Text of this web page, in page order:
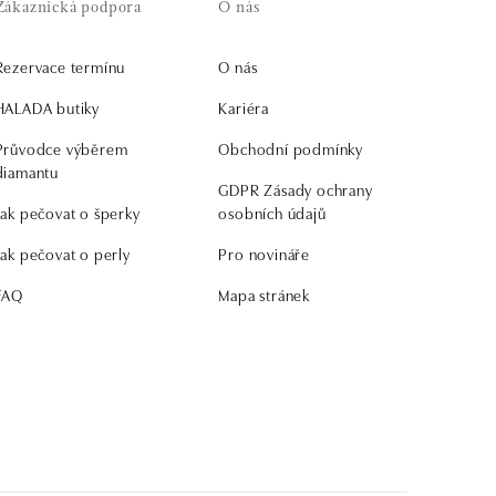
podpora
termínu
butiky
výběrem
pečovat o šperky
pečovat o perly
O nás
O nás
Kariéra
Obchodní podmínky
GDPR Zásady ochrany
osobních údajů
Pro novináře
Mapa stránek